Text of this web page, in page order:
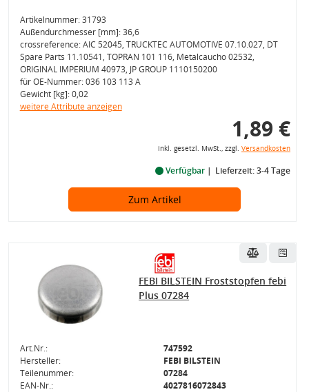
Artikelnummer: 31793
Außendurchmesser [mm]: 36,6
crossreference: AIC 52045, TRUCKTEC AUTOMOTIVE 07.10.027, DT
Spare Parts 11.10541, TOPRAN 101 116, Metalcaucho 02532,
ORIGINAL IMPERIUM 40973, JP GROUP 1110150200
für OE-Nummer: 036 103 113 A
Gewicht [kg]: 0,02
weitere Attribute anzeigen
1,89 €
inkl. gesetzl. MwSt., zzgl. Versandkosten
Verfügbar Lieferzeit: 3-4 Tage
Zum Artikel
FEBI BILSTEIN Froststopfen febi
Plus 07284
Art.Nr.:
747592
Hersteller:
FEBI BILSTEIN
Teilenummer:
07284
EAN-Nr.:
4027816072843